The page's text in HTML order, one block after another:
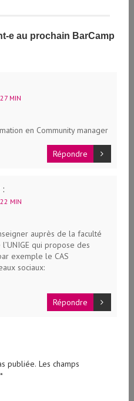
e au prochain BarCamp
MIN
en Community manager
Répondre
MIN
auprès de la faculté
qui propose des
exemple le CAS
sociaux:
Répondre
publiée. Les champs
*